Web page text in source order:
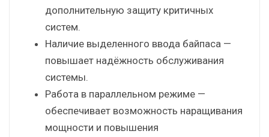
дополнительную защиту критичных
систем.
Наличие выделенного ввода байпаса —
повышает надёжность обслуживания
системы.
Работа в параллельном режиме —
обеспечивает возможность наращивания
мощности и повышения